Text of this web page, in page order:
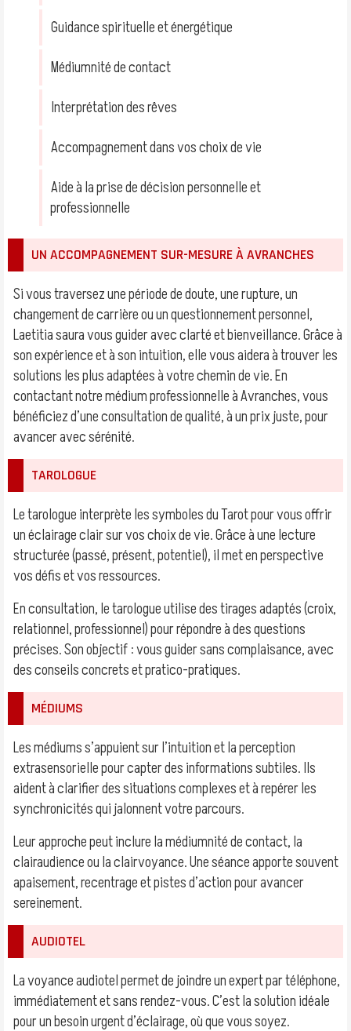
Guidance spirituelle et énergétique
Médiumnité de contact
Interprétation des rêves
Accompagnement dans vos choix de vie
Aide à la prise de décision personnelle et
professionnelle
UN ACCOMPAGNEMENT SUR-MESURE À AVRANCHES
Si vous traversez une période de doute, une rupture, un
changement de carrière ou un questionnement personnel,
Laetitia saura vous guider avec clarté et bienveillance. Grâce à
son expérience et à son intuition, elle vous aidera à trouver les
solutions les plus adaptées à votre chemin de vie. En
contactant notre médium professionnelle à Avranches, vous
bénéficiez d’une consultation de qualité, à un prix juste, pour
avancer avec sérénité.
TAROLOGUE
Le tarologue interprète les symboles du Tarot pour vous offrir
un éclairage clair sur vos choix de vie. Grâce à une lecture
structurée (passé, présent, potentiel), il met en perspective
vos défis et vos ressources.
En consultation, le tarologue utilise des tirages adaptés (croix,
relationnel, professionnel) pour répondre à des questions
précises. Son objectif : vous guider sans complaisance, avec
des conseils concrets et pratico-pratiques.
MÉDIUMS
Les médiums s’appuient sur l’intuition et la perception
extrasensorielle pour capter des informations subtiles. Ils
aident à clarifier des situations complexes et à repérer les
synchronicités qui jalonnent votre parcours.
Leur approche peut inclure la médiumnité de contact, la
clairaudience ou la clairvoyance. Une séance apporte souvent
apaisement, recentrage et pistes d’action pour avancer
sereinement.
AUDIOTEL
La voyance audiotel permet de joindre un expert par téléphone,
immédiatement et sans rendez-vous. C’est la solution idéale
pour un besoin urgent d’éclairage, où que vous soyez.